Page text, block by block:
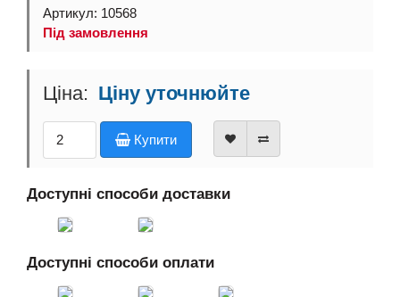
Артикул: 10568
Під замовлення
Ціну уточнюйте
Купити
Доступні способи доставки
Доступні способи оплати